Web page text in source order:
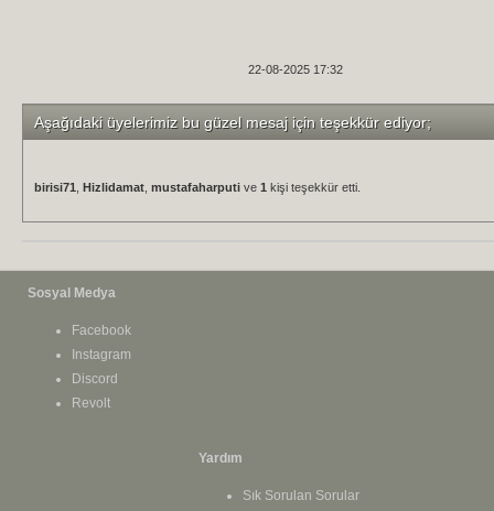
22-08-2025 17:32
Aşağıdaki üyelerimiz bu güzel mesaj için teşekkür ediyor;
birisi71 Hizlidamat mustafaharputi ve 1 kişi teşekkür etti.
Sosyal Medya
Facebook
Instagram
Discord
Revolt
Yardım
Sık Sorulan Sorular